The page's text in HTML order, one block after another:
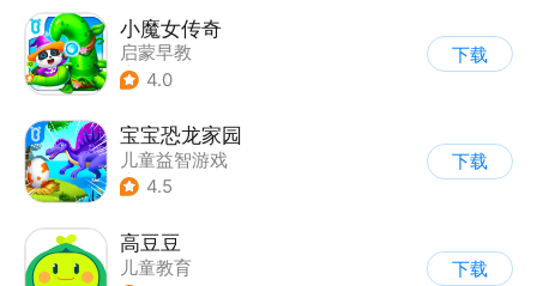
小魔女传奇
启蒙早教
| 儿童益智游戏
4.0
下载
宝宝恐龙家园
儿童益智游戏
| 启蒙早教
4.5
下载
高豆豆
儿童教育
下载